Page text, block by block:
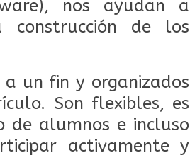
nos ayudan a
de los
un fin y organizados
Son flexibles, es
de alumnos e incluso
activamente y